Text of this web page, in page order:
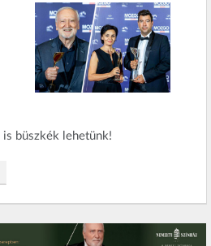
büszkék lehetünk!